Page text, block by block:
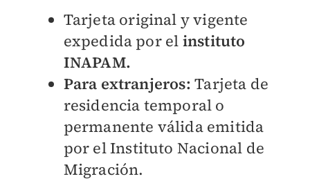
Tarjeta original y vigente
expedida por el instituto
INAPAM.
Para extranjeros: Tarjeta de
residencia temporal o
permanente válida emitida
por el Instituto Nacional de
Migración.